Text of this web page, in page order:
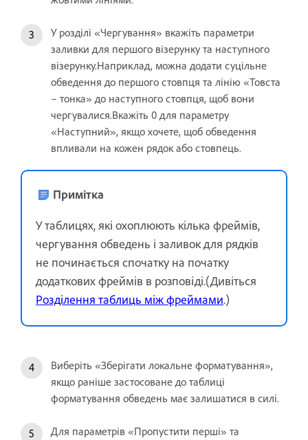
У розділі «Чергування» вкажіть параметри
заливки для першого візерунку та наступного
візерунку.Наприклад, можна додати суцільне
обведення до першого стовпця та лінію «Товста
– тонка» до наступного стовпця, щоб вони
чергувалися.Вкажіть 0 для параметру
«Наступний», якщо хочете, щоб обведення
впливали на кожен рядок або стовпець.
Примітка
У таблицях, які охоплюють кілька фреймів,
чергування обведень і заливок для рядків
не починається спочатку на початку
додаткових фреймів в розповіді.(Дивіться
Розділення таблиць між фреймами.)
Виберіть «Зберігати локальне форматування»,
якщо раніше застосоване до таблиці
форматування обведень має залишатися в силі.
Для параметрів «Пропустити перші» та